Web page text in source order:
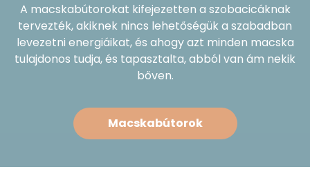
A macskabútorokat kifejezetten a szobacicáknak
tervezték, akiknek nincs lehetőségük a szabadban
levezetni energiáikat, és ahogy azt minden macska
tulajdonos tudja, és tapasztalta, abból van ám nekik
bőven.
Macskabútorok